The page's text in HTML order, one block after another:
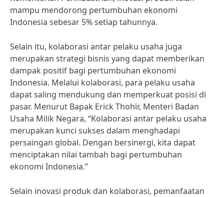
mampu mendorong pertumbuhan ekonomi
Indonesia sebesar 5% setiap tahunnya.
Selain itu, kolaborasi antar pelaku usaha juga
merupakan strategi bisnis yang dapat memberikan
dampak positif bagi pertumbuhan ekonomi
Indonesia. Melalui kolaborasi, para pelaku usaha
dapat saling mendukung dan memperkuat posisi di
pasar. Menurut Bapak Erick Thohir, Menteri Badan
Usaha Milik Negara, “Kolaborasi antar pelaku usaha
merupakan kunci sukses dalam menghadapi
persaingan global. Dengan bersinergi, kita dapat
menciptakan nilai tambah bagi pertumbuhan
ekonomi Indonesia.”
Selain inovasi produk dan kolaborasi, pemanfaatan